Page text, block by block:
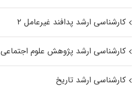
کارشناسی ارشد پدافند غیرعامل ۲
کارشناسی ارشد پژوهش علوم اجتماعی
کارشناسی ارشد تاریخ